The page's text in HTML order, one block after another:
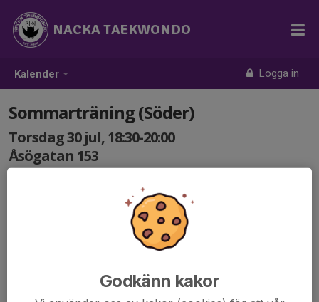
Kalender Logga in
NACKA TAEKWONDO
Sommarträning (Söder)
Torsdag 30 jul, 18:30-20:00
Åsögatan 153
Alla medlemmar från 7 år är välkomna, helt
Tag med skyddsutrustning om ni har!
Godkänn kakor